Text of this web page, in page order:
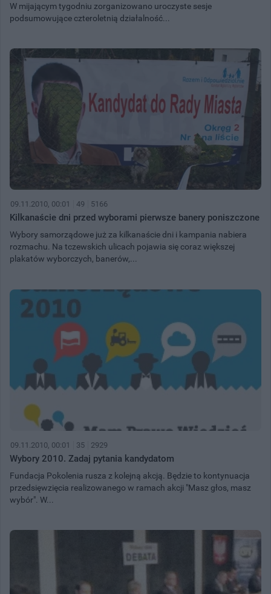
W mijającym tygodniu zorganizowano uroczyste sesje
podsumowujące czteroletnią działalność...
09.11.2010, 00:01 49 5166
Kilkanaście dni przed wyborami pierwsze banery poniszczone
Wybory samorządowe już za kilkanaście dni i kampania nabiera
rozmachu. Na tczewskich ulicach pojawia się coraz większej
plakatów wyborczych, banerów,...
09.11.2010, 00:01 35 2929
Wybory 2010. Zadaj pytania kandydatom
Fundacja Pokolenia rusza z kolejną akcją. Będzie to kontynuacja
przedsięwzięcia realizowanego w ramach akcji "Masz głos, masz
wybór". W...